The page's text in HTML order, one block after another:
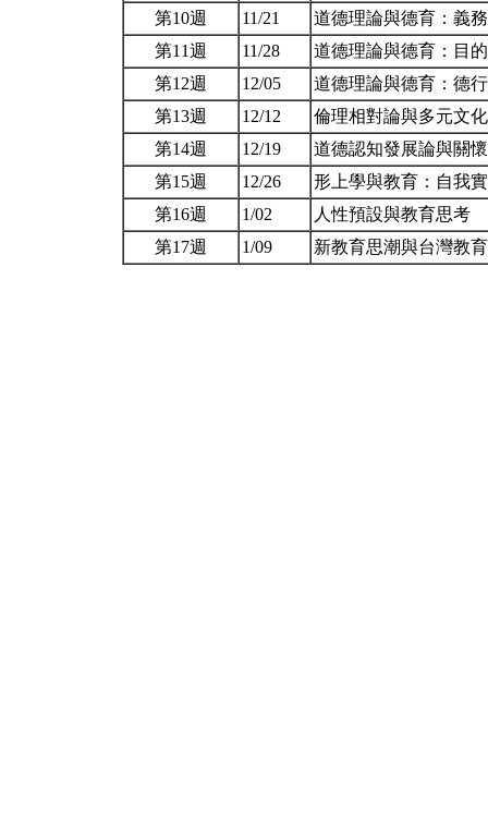
第10週 11/21
道德理論與德育：義
第11週
11/28
道德理論與德育：目
第12週
12/05
道德理論與德育：德
第13週
12/12
倫理相對論與多元文
第14週
12/19
道德認知發展論與關
第15週
12/26
形上學與教育：自我
第16週
1/02
人性預設與教育思考
第17週
1/09 新教育思潮與台灣教